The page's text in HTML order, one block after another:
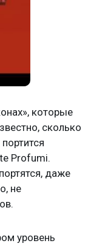
которые
сколько
Profumi.
даже
не
уровень